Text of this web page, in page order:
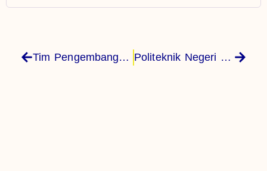
Tim Pengembangan Website Politeknik Negeri Fakfak Adakan Pelatihan Website Prodi Kepada Tim Pengelola Website Jurusan Politeknik Negeri Fakfak Lakukan Penandatanganan MoU Dengan Pertamina Foundation